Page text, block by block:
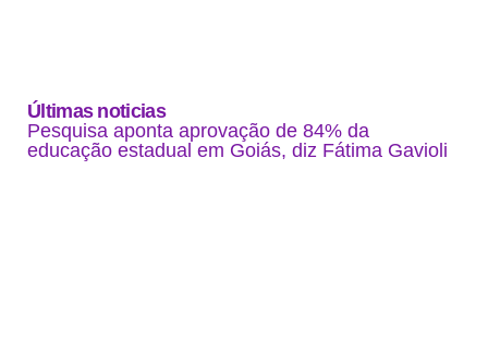
Últimas noticias
Pesquisa aponta aprovação de 84% da
educação estadual em Goiás, diz Fátima Gavioli